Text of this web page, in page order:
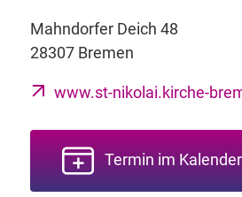
Mahndorfer Deich 48
28307 Bremen
www.st-nikolai.kirche-
Termin im